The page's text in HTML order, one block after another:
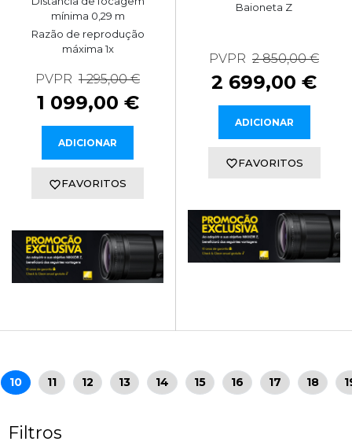
Filtros
mínima 0,29 m
Razão de reprodução
máxima 1x
PVPR 1 295,00 €
1 099,00 €
ADICIONAR
FAVORITOS
Baioneta Z
PVPR 2 850,00 €
2 699,00 €
ADICIONAR
FAVORITOS
10 11 12 13 14 15 16 17 18